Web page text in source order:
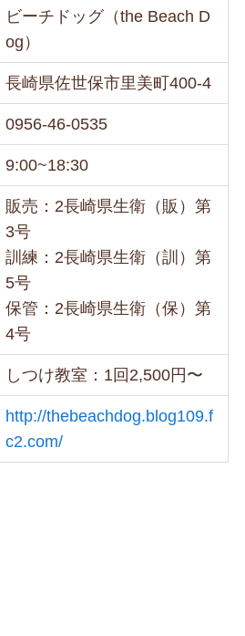
ビーチドッグ（the Beach D
og）
長崎県佐世保市里美町400-4
0956-46-0535
9:00~18:30
販売：2長崎県生衛（販）第
3号
訓練：2長崎県生衛（訓）第
5号
保管：2長崎県生衛（保）第
4号
しつけ教室：1回2,500円〜
http://thebeachdog.blog109.f
c2.com/